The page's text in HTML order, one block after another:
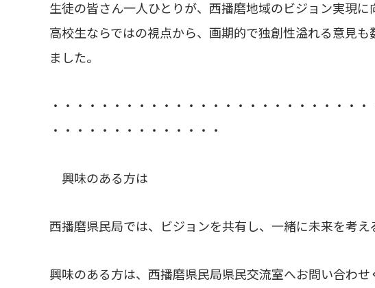
生徒の皆さん一人ひとりが、西播磨地域のビジョン実現
高校生ならではの視点から、画期的で独創性溢れる意見
ました。
・・・・・・・・・・・・・・・・・・・・・・・・・
・・・・・・・・・・・・・・
興味のある方は
西播磨県民局では、ビジョンを共有し、一緒に未来を考え
興味のある方は、西播磨県民局県民交流室へお問い合わせ